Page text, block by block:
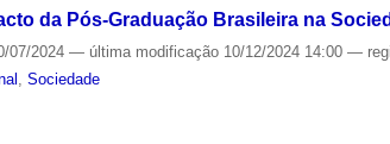
da Pós-Graduação Brasileira na
07/2024— última modificação 10/12/2024 14:00—
,Sociedade